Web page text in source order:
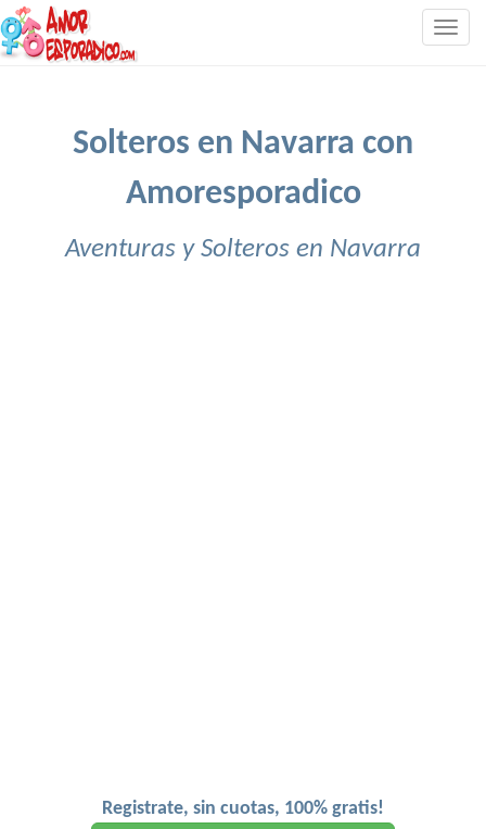
Solteros en Navarra con
Amoresporadico
Aventuras y Solteros en Navarra
Registrate, sin cuotas, 100% gratis!